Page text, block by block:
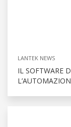
LANTEK NEWS
IL SOFTWARE